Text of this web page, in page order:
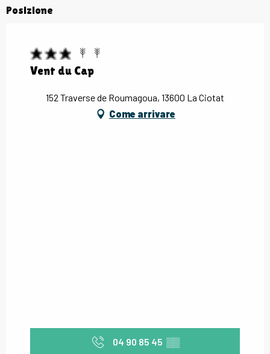
Posizione
Vent du Cap
152 Traverse de Roumagoua, 13600 La Ciotat
Come arrivare
04 90 85 45 ▒▒